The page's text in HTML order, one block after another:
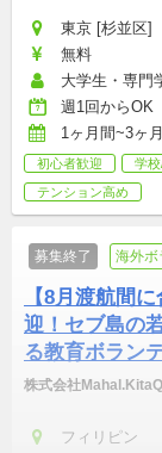
東京 [杉並区]
無料
大学生・専門
週1回からOK
1ヶ月間~3ヶ
初心者歓迎 学
テンション高め
募集終了 海外ボ
【8月渡航間
迎！セブ島の
る教育ボラン
株式会社Mahal.KitaQ
フィリピン